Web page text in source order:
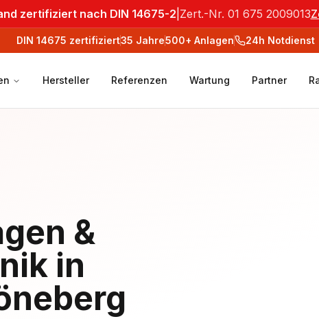
zertifiziert nach DIN 14675-2 Zert.-Nr. 01 675 2009013
DIN 14675 zertifiziert35 Jahre500+ Anlagen 24h Notdienst
Hersteller Referenzen Wartung Partner
&
in